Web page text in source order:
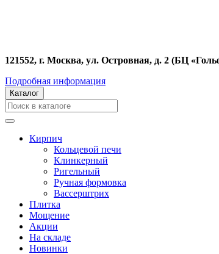
121552, г. Москва, ул. Островная, д. 2 (БЦ
Подробная информация
Каталог
Кирпич
Кольцевой печи
Клинкерный
Ригельный
Ручная формовка
Вассерштрих
Плитка
Мощение
Акции
На складе
Новинки